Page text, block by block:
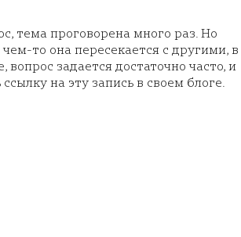
тема проговорена много раз. Но
то она пересекается с другими, в
задается достаточно часто, и
на эту запись в своем блоге.